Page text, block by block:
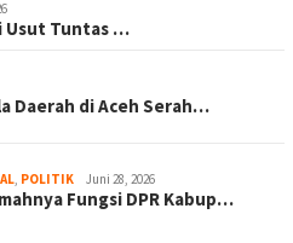
Usut Tuntas …
Daerah di Aceh Serah…
, POLITIK Juni 28, 2026
Fungsi DPR Kabup…